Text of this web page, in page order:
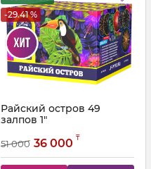
-29.41 %
Райский остров 49
залпов 1"
MC C25-49/01
51 000 36 000 ₸